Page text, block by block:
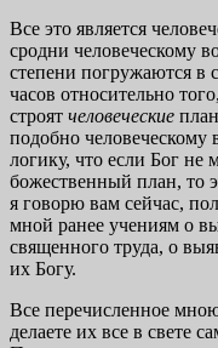
Все это является
сродни человеческому
степени погружаются в
часов относительно
строят человеческие
подобно человеческому
логику, что если Бог не
божественный план, то
я говорю вам сейчас,
мной ранее учениям о
священного труда, о
их Богу.
Все перечисленное
делаете их все в свете